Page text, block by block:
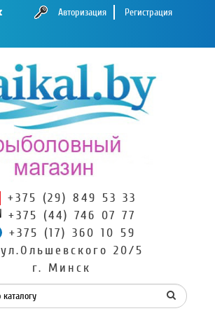
Авторизация Регистрация
+375 (29) 849 53 33
+375 (44) 746 07 77
+375 (17) 360 10 59
ул.Ольшевского 20/5
г. Минск